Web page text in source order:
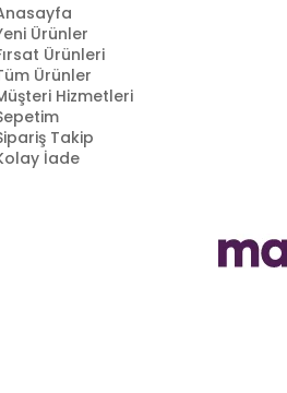
Ürünler
Ürünleri
Ürünler
Hizmetleri
Takip
İade